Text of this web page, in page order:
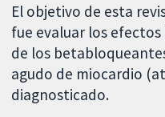
El objetivo de esta
fue evaluar los
de los
agudo de miocardio
diagnosticado.